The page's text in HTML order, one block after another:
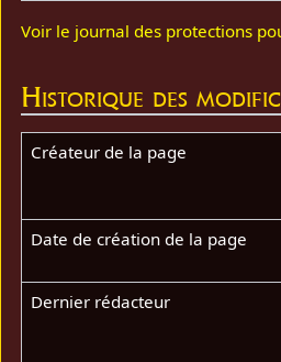
Voir le journal des protections
Historique des
Créateur de la page
Date de création de la page
Dernier rédacteur